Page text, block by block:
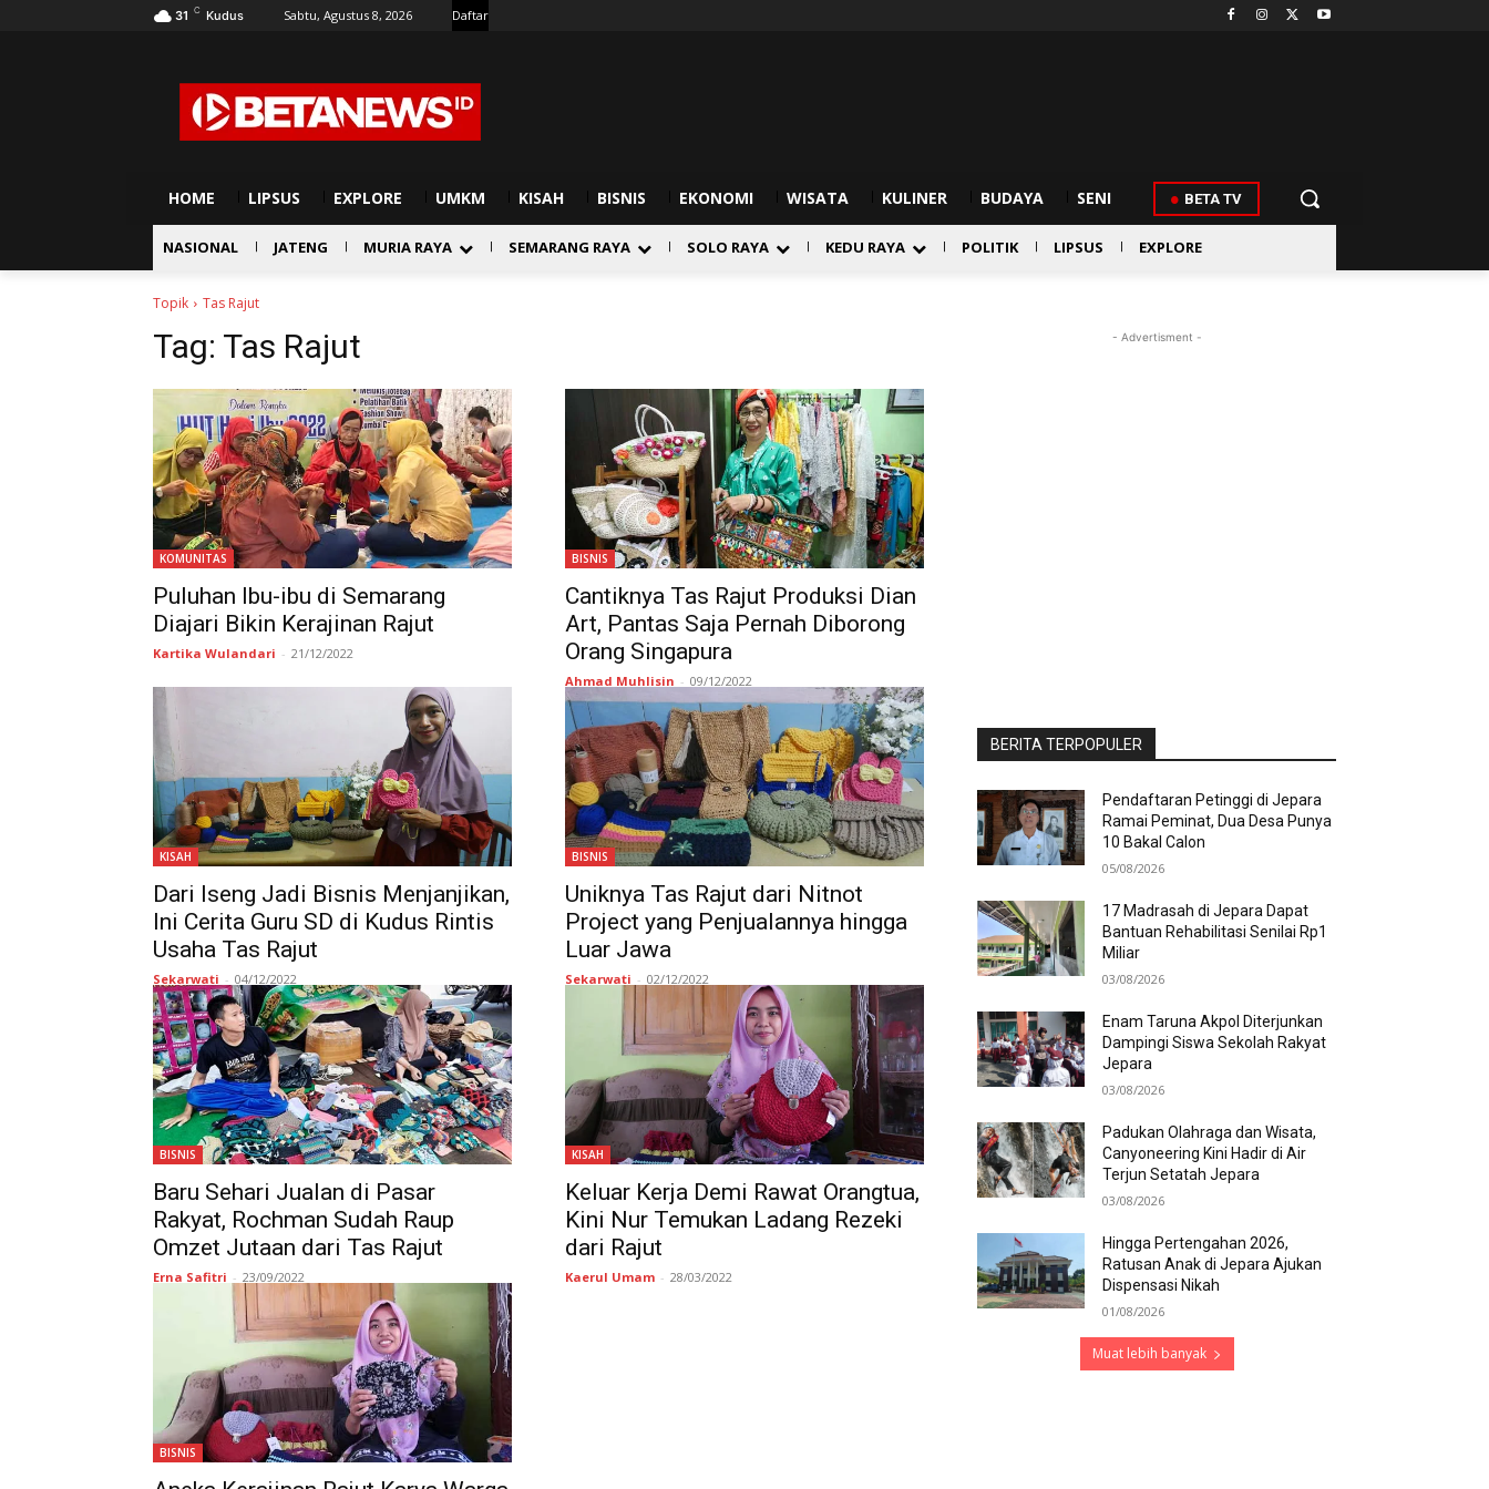
31 C Kudus Sabtu, Agustus 8, 2026 Daftar
HOME LIPSUS EXPLORE UMKM KISAH BISNIS EKONOMI WISATA KULINER BUDAYA SENI BETA TV
NASIONAL JATENG MURIA RAYA SEMARANG RAYA SOLO RAYA KEDU RAYA POLITIK LIPSUS EXPLORE
Topik Tas Rajut
Tag: Tas Rajut
KOMUNITAS
Puluhan Ibu-ibu di Semarang
Diajari Bikin Kerajinan Rajut
Kartika Wulandari - 21/12/2022
BISNIS
Cantiknya Tas Rajut Produksi Dian
Art, Pantas Saja Pernah Diborong
Orang Singapura
Ahmad Muhlisin - 09/12/2022
KISAH
Dari Iseng Jadi Bisnis Menjanjikan,
Ini Cerita Guru SD di Kudus Rintis
Usaha Tas Rajut
Sekarwati - 04/12/2022
BISNIS
Uniknya Tas Rajut dari Nitnot
Project yang Penjualannya hingga
Luar Jawa
Sekarwati - 02/12/2022
BISNIS
Baru Sehari Jualan di Pasar
Rakyat, Rochman Sudah Raup
Omzet Jutaan dari Tas Rajut
Erna Safitri - 23/09/2022
KISAH
Keluar Kerja Demi Rawat Orangtua,
Kini Nur Temukan Ladang Rezeki
dari Rajut
Kaerul Umam - 28/03/2022
BISNIS
- Advertisment -
BERITA TERPOPULER
Pendaftaran Petinggi di Jepara
Ramai Peminat, Dua Desa Punya
10 Bakal Calon
05/08/2026
17 Madrasah di Jepara Dapat
Bantuan Rehabilitasi Senilai Rp1
Miliar
03/08/2026
Enam Taruna Akpol Diterjunkan
Dampingi Siswa Sekolah Rakyat
Jepara
03/08/2026
Padukan Olahraga dan Wisata,
Canyoneering Kini Hadir di Air
Terjun Setatah Jepara
03/08/2026
Hingga Pertengahan 2026,
Ratusan Anak di Jepara Ajukan
Dispensasi Nikah
01/08/2026
Muat lebih banyak